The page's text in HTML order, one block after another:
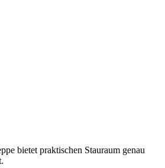
bietet praktischen Stauraum genau